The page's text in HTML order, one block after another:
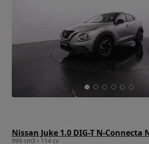
Nissan Juke 1.0 DIG-T N-Connecta
999 cm3 • 114 cv